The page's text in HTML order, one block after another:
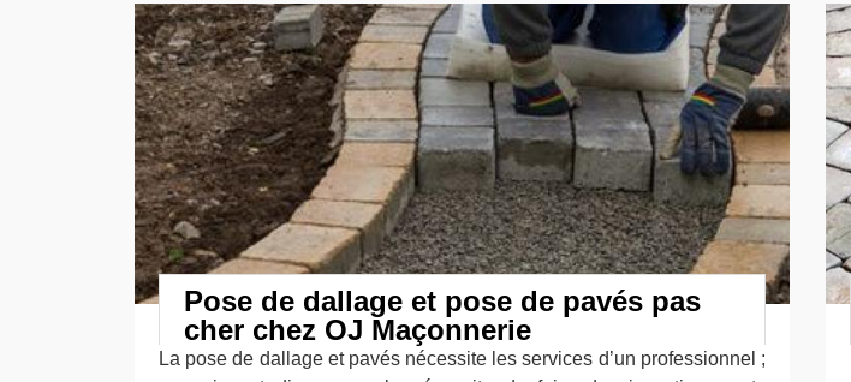
Pose de dallage et pose de pavés pas
cher chez OJ Maçonnerie
La pose de dallage et pavés nécessite les services d’un professionnel ;